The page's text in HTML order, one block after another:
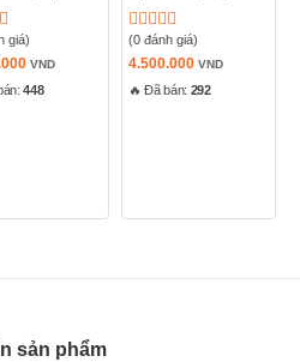
giá)
VND
448
Được
xếp
0
(0 đánh giá)
4.500.000 VND
🔥 Đã bán: 292
sản phẩm